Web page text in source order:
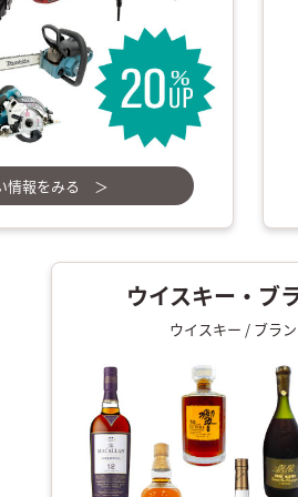
情報をみる ＞
ウイスキー・ブ
ウイスキー / ブラ